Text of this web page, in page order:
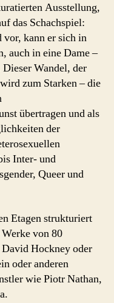
Ausstellung,
das Schachspiel:
vor, kann er sich in
auch in eine Dame –
Wandel, der
zum Starken – die
übertragen und als
der
Inter- und
Queer und
Etagen strukturiert
von 80
Hockney oder
oder anderen
wie Piotr Nathan,